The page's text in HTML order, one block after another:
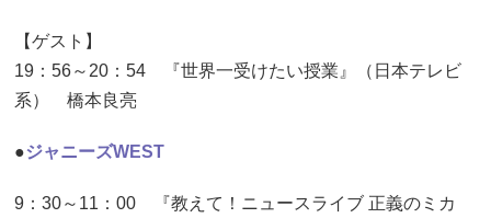
【ゲスト】
19：56～20：54 『世界一受けたい授業』（日本テレビ
系） 橋本良亮
●ジャニーズWEST
9：30～11：00 『教えて！ニュースライブ 正義のミカ